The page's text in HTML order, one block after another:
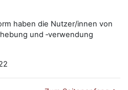
haben die Nutzer/innen von
und ‑verwendung